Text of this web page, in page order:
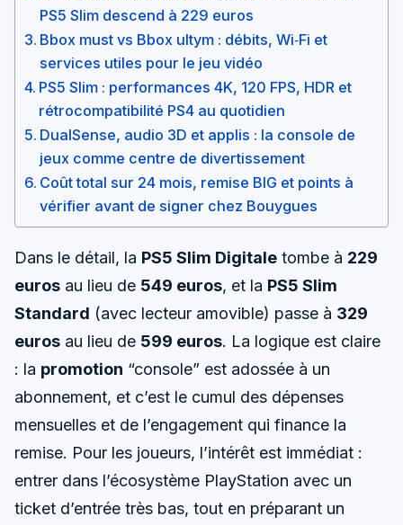
PS5 Slim descend à 229 euros
Bbox must vs Bbox ultym : débits, Wi‑Fi et
services utiles pour le jeu vidéo
PS5 Slim : performances 4K, 120 FPS, HDR et
rétrocompatibilité PS4 au quotidien
DualSense, audio 3D et applis : la console de
jeux comme centre de divertissement
Coût total sur 24 mois, remise BIG et points à
vérifier avant de signer chez Bouygues
Dans le détail, la PS5 Slim Digitale tombe à 229
euros au lieu de 549 euros, et la PS5 Slim
Standard (avec lecteur amovible) passe à 329
euros au lieu de 599 euros. La logique est claire
: la promotion “console” est adossée à un
abonnement, et c’est le cumul des dépenses
mensuelles et de l’engagement qui finance la
remise. Pour les joueurs, l’intérêt est immédiat :
entrer dans l’écosystème PlayStation avec un
ticket d’entrée très bas, tout en préparant un